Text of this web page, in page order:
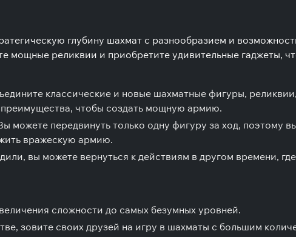
глубину шахмат с разнообразием и
реликвии и приобретите удивительные гаджеты,
классические и новые шахматные фигуры,
чтобы создать мощную армию.
можете передвинуть только одну фигуру за ход, поэтому
вражескую армию.
вы можете вернуться к действиям в другом времени,
сложности до самых безумных уровней.
зовите своих друзей на игру в шахматы с большим